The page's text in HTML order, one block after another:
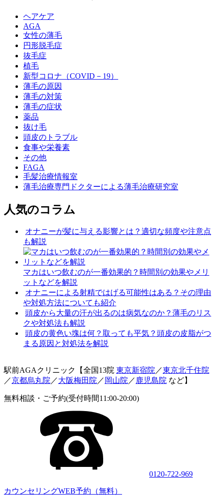
ヘアケア
AGA
女性の薄毛
円形脱毛症
抜毛症
植毛
新型コロナ（COVID－19）
薄毛の原因
薄毛の対策
薄毛の症状
薬品
抜け毛
頭皮のトラブル
食事や栄養素
その他
FAGA
毛髪治療情報室
薄毛治療専門ドクターによる薄毛治療研究室
人気のコラム
オナニーが髪に与える影響とは？適切な頻度や注意点
も解説
マカはいつ飲むのが一番効果的？時間別の効果やメリ
ットなどを解説
オナニーによる射精ではげる可能性はある？その理由
や対処方法についても紹介
頭皮から大量の汗が出るのは病気なのか？薄毛のリス
クや対処法も解説
頭皮の黄色い塊は何？取っても平気？頭皮の皮脂がつ
まる原因と対処法を解説
駅前AGAクリニック【全国13院 東京新宿院／東京北千住院
／京都烏丸院／大阪梅田院／ 岡山院／ 鹿児島院 など】
無料相談・ご予約(受付時間11:00-20:00)
0120-722-969
カウンセリングWEB予約（無料）